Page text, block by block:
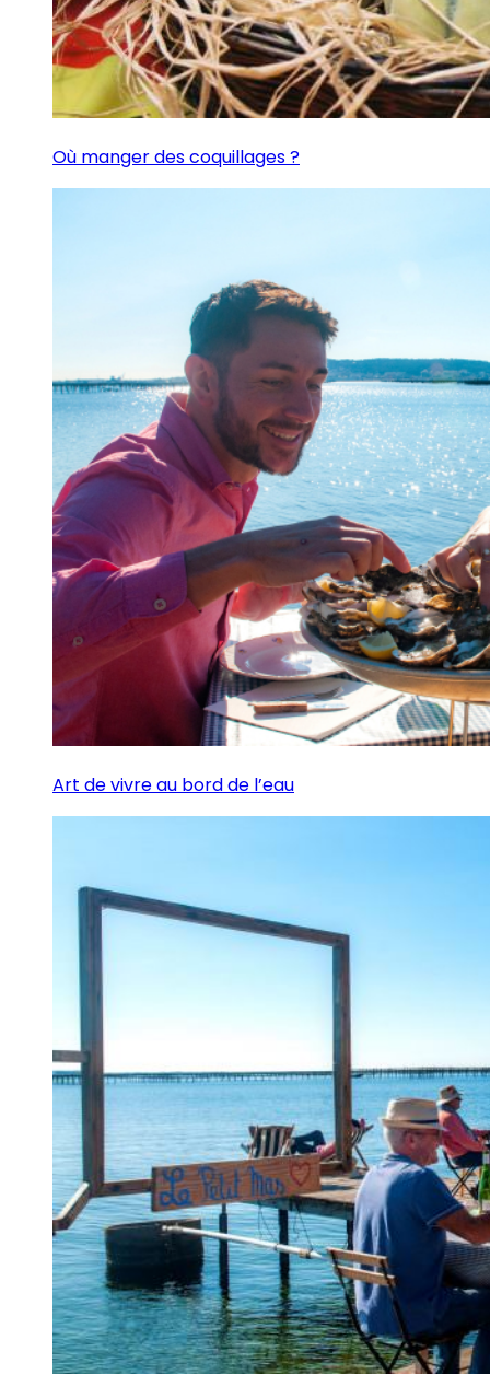
Où manger des coquillages ?
Art de vivre au bord de l’eau